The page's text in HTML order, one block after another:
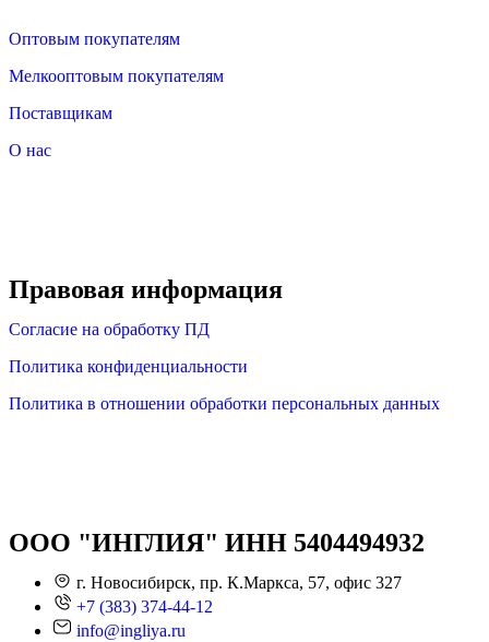
Оптовым покупателям
Мелкооптовым покупателям
Поставщикам
О нас
Правовая информация
Согласие на обработку ПД
Политика конфиденциальности
Политика в отношении обработки персональных данных
ООО "ИНГЛИЯ" ИНН 5404494932
г. Новосибирск, пр. К.Маркса, 57, офис 327
+7 (383) 374-44-12
info@ingliya.ru